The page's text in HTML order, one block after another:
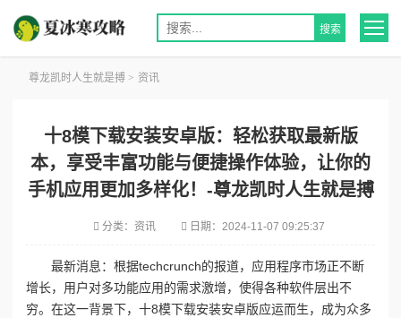
尊龙凯时人生就是搏 > 资讯
十8模下载安装安卓版：轻松获取最新版
本，享受丰富功能与便捷操作体验，让你的
手机应用更加多样化！-尊龙凯时人生就是搏
分类： 资讯 日期： 2024-11-07 09:25:37
最新消息：根据techcrunch的报道，应用程序市场正不断
增长，用户对多功能应用的需求激增，使得各种软件层出不
穷。在这一背景下，十8模下载安装安卓版应运而生，成为众多